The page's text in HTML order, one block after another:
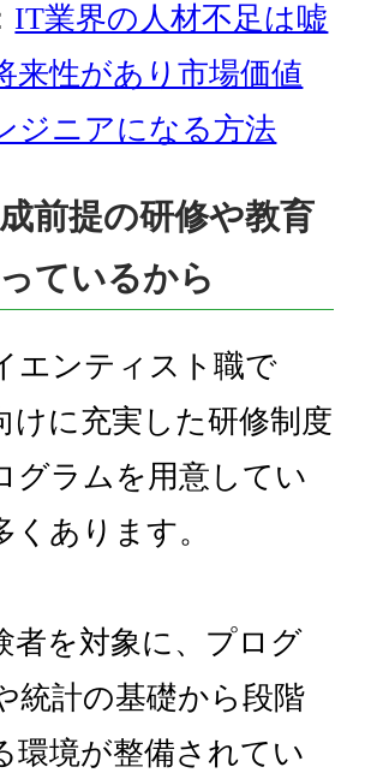
IT業界の人材不足は嘘
来性があり市場価値
ジニアになる方法
前提の研修や教育
ているから
エンティスト職で
けに充実した研修制度
グラムを用意してい
くあります。
者を対象に、プログ
統計の基礎から段階
環境が整備されてい